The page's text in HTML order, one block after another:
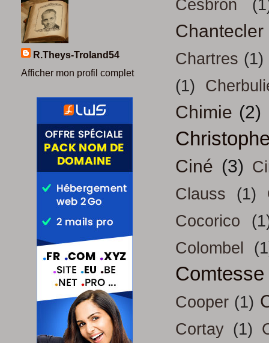
Cesbron
Chantecler
Chartres (1)
(1)
Chimie (2)
Ciné (3)
Clauss
(1)
Cocorico
Colombel
Cooper (1)
Cortay (1)
R.Theys-Troland54
Afficher mon profil complet